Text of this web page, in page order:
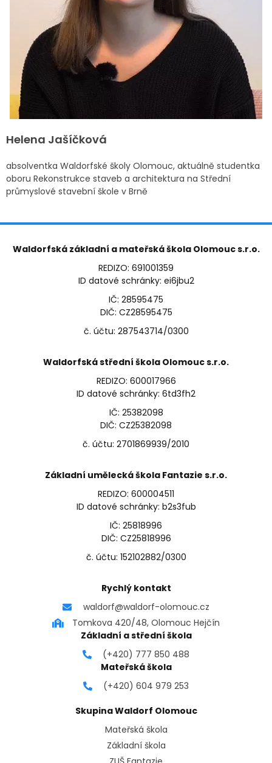
Helena Jašíčková
absolventka Waldorfské školy Olomouc, aktuálně studentka
oboru Rekonstrukce staveb a architektura na Střední
průmyslové stavební škole v Brně
Waldorfská základní a mateřská škola Olomouc s.r.o.
REDIZO: 691001359
ID datové schránky: ei6jbu2
IČ: 28595475
DIČ: CZ28595475
č. účtu: 287543714/0300
Waldorfská střední škola Olomouc s.r.o.
REDIZO: 600017966
ID datové schránky: 6td3fh2
IČ: 25382098
DIČ: CZ25382098
č. účtu: 2701869939/2010
Základní umělecká škola Fantazie s.r.o.
REDIZO: 600004511
ID datové schránky: b2s3fub
IČ: 25818996
DIČ: CZ25818996
č. účtu: 152102882/0300
Rychlý kontakt
waldorf@waldorf-olomouc.cz
Tomkova 420/48, Olomouc Hejčín
Základní a střední škola
(+420) 777 850 488
Mateřská škola
(+420) 604 979 253
Skupina Waldorf Olomouc
Mateřská škola
Základní škola